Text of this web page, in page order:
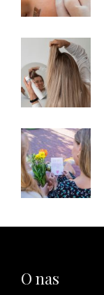
O nas